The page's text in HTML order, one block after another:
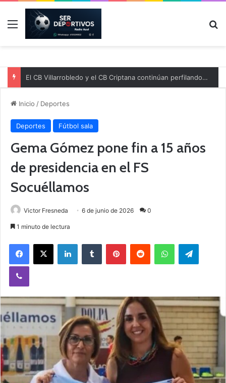
Menú
El CB Villarrobledo y el CB Criptana continúan perfilando sus plantillas
Inicio / Deportes
Deportes Fútbol sala
Gema Gómez pone fin a 15 años
de presidencia en el FS
Socuéllamos
Victor Fresneda 6 de junio de 2026 0
1 minuto de lectura